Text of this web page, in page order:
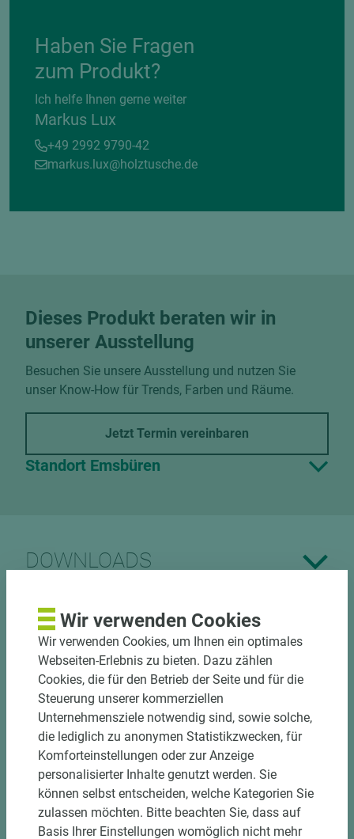
Haben Sie Fragen
zum Produkt?
Ich helfe Ihnen gerne weiter
Markus Lux
+49 2992 9790-42
markus.lux@holztusche.de
Dieses Produkt beraten wir in
unserer Ausstellung
Besuchen Sie unsere Ausstellung und nutzen Sie
unser Know-How für Trends, Farben und Räume.
Jetzt Termin vereinbaren
Standort Emsbüren
DOWNLOADS
Nutzen Sie unseren
Zuschnittservice
Bekantungsfähiger Fixmaßzuschnitt maßhaltig
und winkelgenau
Hohe und präzise Leistung durch
halbautomatische Beschickung
Einzelteiletikettierung auf Wunsch möglich
Materialschonende und kundengerechte
Verpackung der Fixmaße
Wir verwenden Cookies
Wir verwenden Cookies, um Ihnen ein optimales
Webseiten-Erlebnis zu bieten. Dazu zählen
Cookies, die für den Betrieb der Seite und für die
Steuerung unserer kommerziellen
Unternehmensziele notwendig sind, sowie solche,
die lediglich zu anonymen Statistikzwecken, für
Komforteinstellungen oder zur Anzeige
personalisierter Inhalte genutzt werden. Sie
können selbst entscheiden, welche Kategorien Sie
zulassen möchten. Bitte beachten Sie, dass auf
Basis Ihrer Einstellungen womöglich nicht mehr